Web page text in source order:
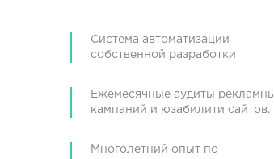
Система автоматизации
собственной разработки
Ежемесячные аудиты
кампаний и юзабилити сайтов.
Многолетний опыт по